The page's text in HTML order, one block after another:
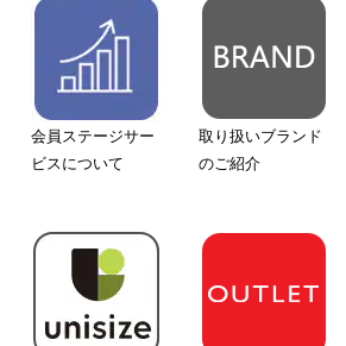
会員ステージサー
ビスについて
取り扱いブランド
のご紹介